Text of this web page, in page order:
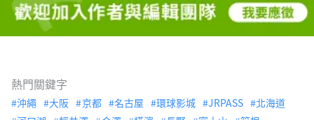
熱門關鍵字
沖繩 大阪 京都 名古屋 環球影城 JRPASS
北海道